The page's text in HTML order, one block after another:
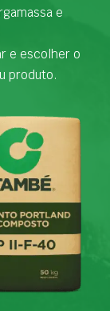
e
e escolher o
produto.